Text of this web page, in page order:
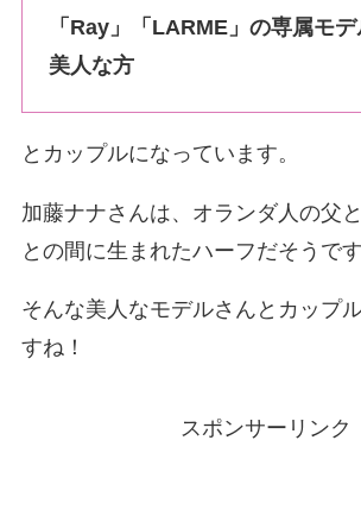
「Ray」「LARME」の専属モ
美人な方
とカップルになっています。
加藤ナナさんは、オランダ人の父
との間に生まれたハーフだそうです
そんな美人なモデルさんとカップ
すね！
スポンサーリンク